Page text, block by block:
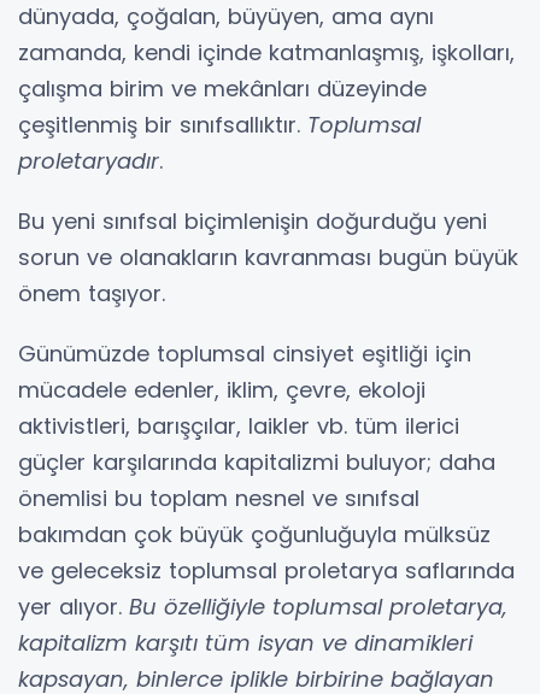
dünyada, çoğalan, büyüyen, ama aynı
zamanda, kendi içinde katmanlaşmış, işkolları,
çalışma birim ve mekânları düzeyinde
çeşitlenmiş bir sınıfsallıktır. Toplumsal
proletaryadır.
Bu yeni sınıfsal biçimlenişin doğurduğu yeni
sorun ve olanakların kavranması bugün büyük
önem taşıyor.
Günümüzde toplumsal cinsiyet eşitliği için
mücadele edenler, iklim, çevre, ekoloji
aktivistleri, barışçılar, laikler vb. tüm ilerici
güçler karşılarında kapitalizmi buluyor; daha
önemlisi bu toplam nesnel ve sınıfsal
bakımdan çok büyük çoğunluğuyla mülksüz
ve geleceksiz toplumsal proletarya saflarında
yer alıyor. Bu özelliğiyle toplumsal proletarya,
kapitalizm karşıtı tüm isyan ve dinamikleri
kapsayan, binlerce iplikle birbirine bağlayan